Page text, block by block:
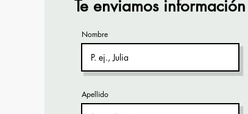
Te enviamos información
Nombre
Apellido